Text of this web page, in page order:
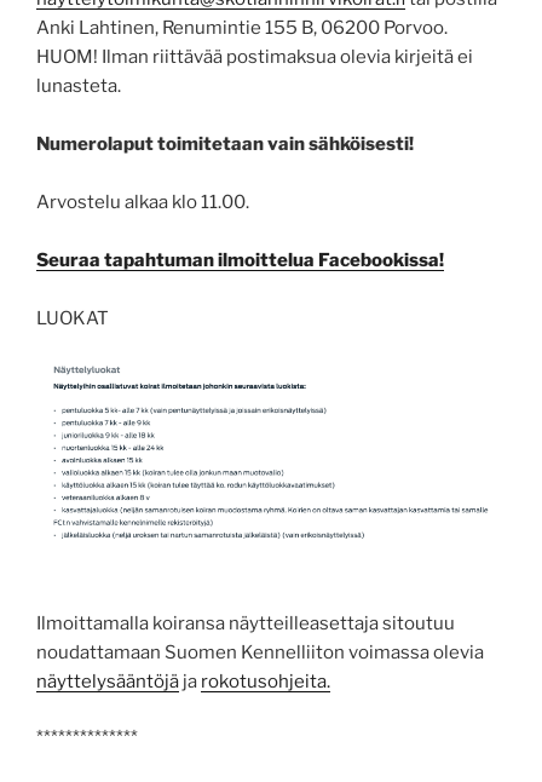
Anki Lahtinen, Renumintie 155 B, 06200 Porvoo.
HUOM! Ilman riittävää postimaksua olevia kirjeitä ei
lunasteta.
Numerolaput toimitetaan vain sähköisesti!
Arvostelu alkaa klo 11.00.
Seuraa tapahtuman ilmoittelua Facebookissa!
LUOKAT
Ilmoittamalla koiransa näytteilleasettaja sitoutuu
noudattamaan Suomen Kennelliiton voimassa olevia
näyttelysääntöjä ja rokotusohjeita.
**************